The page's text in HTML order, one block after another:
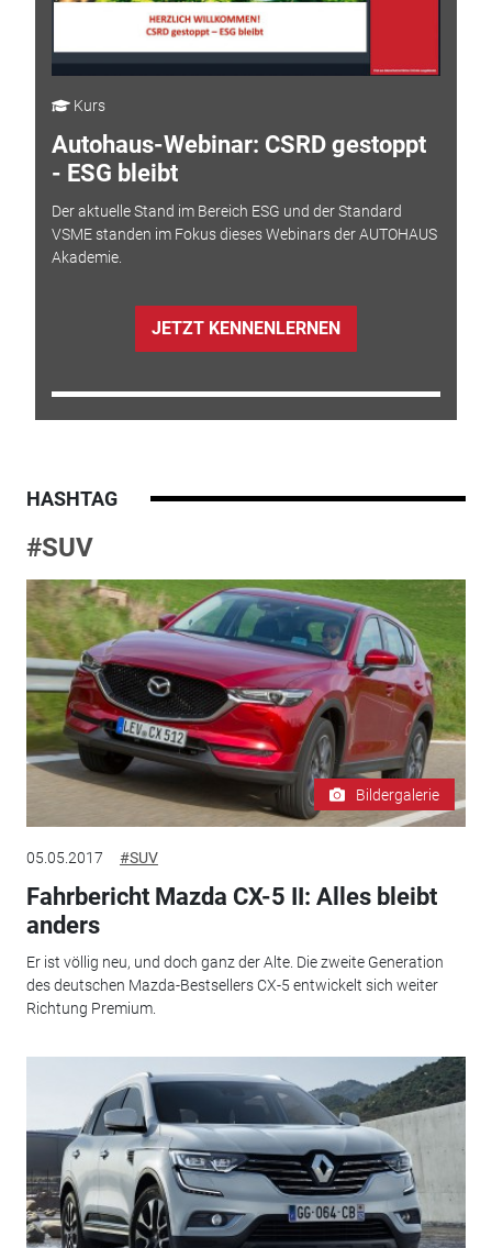
Kurs
Autohaus-Webinar: CSRD gestoppt
- ESG bleibt
Der aktuelle Stand im Bereich ESG und der Standard
VSME standen im Fokus dieses Webinars der AUTOHAUS
Akademie.
JETZT KENNENLERNEN
HASHTAG
#SUV
Bildergalerie
05.05.2017 #SUV
Fahrbericht Mazda CX-5 II: Alles bleibt
anders
Er ist völlig neu, und doch ganz der Alte. Die zweite Generation
des deutschen Mazda-Bestsellers CX-5 entwickelt sich weiter
Richtung Premium.